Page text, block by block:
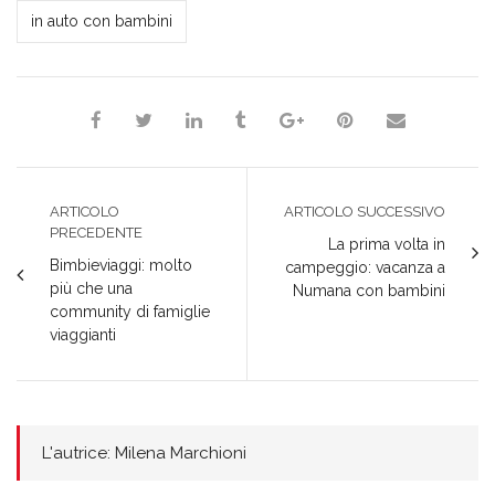
finestra)nuova nuova
Milena Marchioni
in auto con bambini
ARTICOLO
PRECEDENTE
Bimbieviaggi: molto
più che una
community di famiglie
viaggianti
ARTICOLO SUCCESSIVO
La prima volta in
campeggio: vacanza a
Numana con bambini
L'autrice: Milena Marchioni